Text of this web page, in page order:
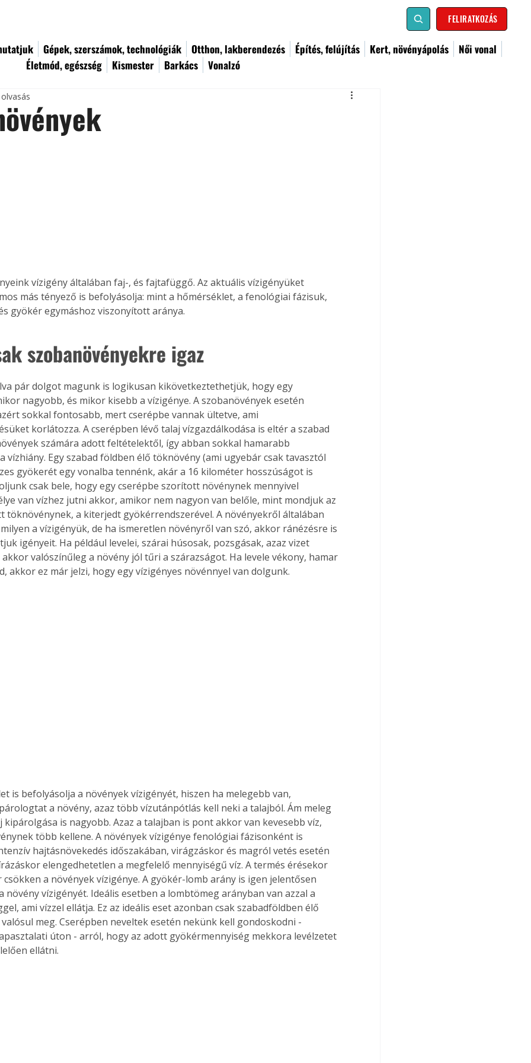
FELIRATKOZÁS
Gépek, szerszámok, technológiák Otthon, lakberendezés Építés, felújítás Kert, növényápolás
Női vonal
Életmód, egészség
Kismester Barkács Vonalzó
vízigény általában faj-, és fajtafüggő. Az aktuális vízigényüket
más tényező is befolyásolja: mint a hőmérséklet, a fenológiai fázisuk,
gyökér egymáshoz viszonyított aránya.
szobanövényekre igaz
nagyobb, és mikor kisebb a vízigénye. A szobanövények esetén
sokkal fontosabb, mert cserépbe vannak ültetve, ami
korlátozza. A cserépben lévő talaj vízgazdálkodása is eltér a szabad
számára adott feltételektől, így abban sokkal hamarabb
vízhiány. Egy szabad földben élő töknövény (ami ugyebár csak tavasztól
gyökerét egy vonalba tennénk, akár a 16 kilométer hosszúságot is
csak bele, hogy egy cserépbe szorított növénynek mennyivel
van vízhez jutni akkor, amikor nem nagyon van belőle, mint mondjuk az
töknövénynek, a kiterjedt gyökérrendszerével. A növényekről általában
a vízigényük, de ha ismeretlen növényről van szó, akkor ránézésre is
igényeit. Ha például levelei, szárai húsosak, pozsgásak, azaz vizet
valószínűleg a növény jól tűri a szárazságot. Ha levele vékony, hamar
akkor ez már jelzi, hogy egy vízigényes növénnyel van dolgunk.
a növény, azaz több vízutánpótlás kell neki a talajból. Ám meleg
kipárolgása is nagyobb. Azaz a talajban is pont akkor van kevesebb víz,
több kellene. A növények vízigénye fenológiai fázisonként is
hajtásnövekedés időszakában, virágzáskor és magról vetés esetén
elengedhetetlen a megfelelő mennyiségű víz. A termés érésekor
csökken a növények vízigénye. A gyökér-lomb arány is igen jelentősen
növény vízigényét. Ideális esetben a lombtömeg arányban van azzal a
ami vízzel ellátja. Ez az ideális eset azonban csak szabadföldben élő
meg. Cserépben neveltek esetén nekünk kell gondoskodni -
úton - arról, hogy az adott gyökérmennyiség mekkora levélzetet
ellátni.